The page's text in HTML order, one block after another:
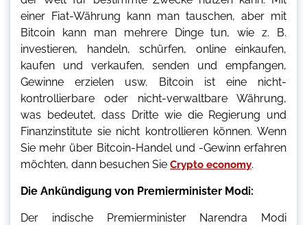
einer Fiat-Währung kann man tauschen, aber mit
Bitcoin kann man mehrere Dinge tun, wie z. B.
investieren, handeln, schürfen, online einkaufen,
kaufen und verkaufen, senden und empfangen,
Gewinne erzielen usw. Bitcoin ist eine nicht-
kontrollierbare oder nicht-verwaltbare Währung,
was bedeutet, dass Dritte wie die Regierung und
Finanzinstitute sie nicht kontrollieren können. Wenn
Sie mehr über Bitcoin-Handel und -Gewinn erfahren
möchten, dann besuchen Sie Crypto economy.
Die Ankündigung von Premierminister Modi:
Der indische Premierminister Narendra Modi